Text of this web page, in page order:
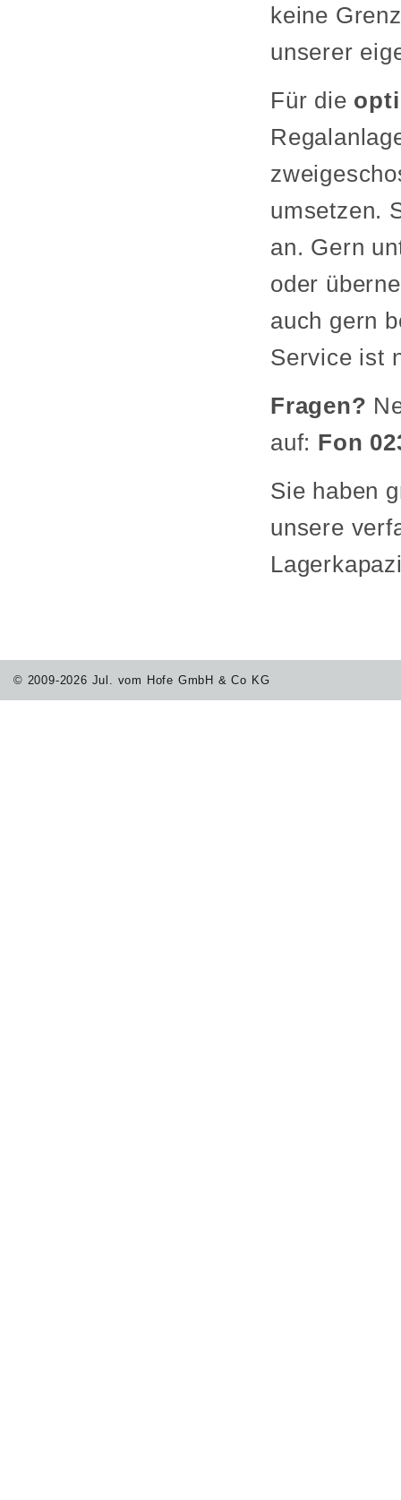
keine
unserer
Für die
umsetzen.
an. Gern
oder
auch gern
Service ist
Fragen?
auf: Fon
Sie haben
unsere
© 2009-2026 Jul. vom Hofe GmbH & Co KG